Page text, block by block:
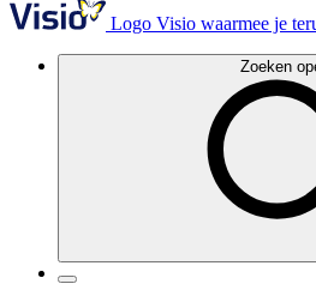
Logo Visio waarmee je
Zoeken